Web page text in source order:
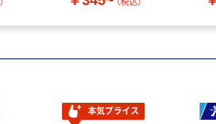
（税込）
本気プライス